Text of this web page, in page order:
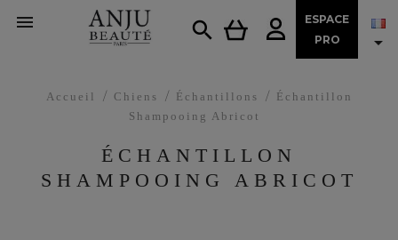


ESPACE
PRO

Accueil Chiens Échantillons
Échantillon
Shampooing Abricot
ÉCHANTILLON
SHAMPOOING ABRICOT